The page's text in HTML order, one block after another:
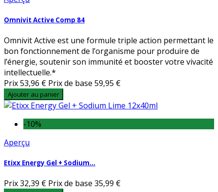
Omnivit Active Comp 84
Omnivit Active est une formule triple action permettant le
bon fonctionnement de l’organisme pour produire de
l’énergie, soutenir son immunité et booster votre vivacité
intellectuelle.*
Prix53,96 € Prix de base 59,95 €
Ajouter au panier
-10%
Aperçu
Etixx Energy Gel + Sodium...
Prix32,39 € Prix de base 35,99 €